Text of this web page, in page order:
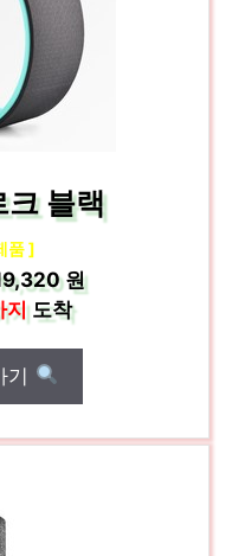
크 블랙
품 ]
원
지도착
기